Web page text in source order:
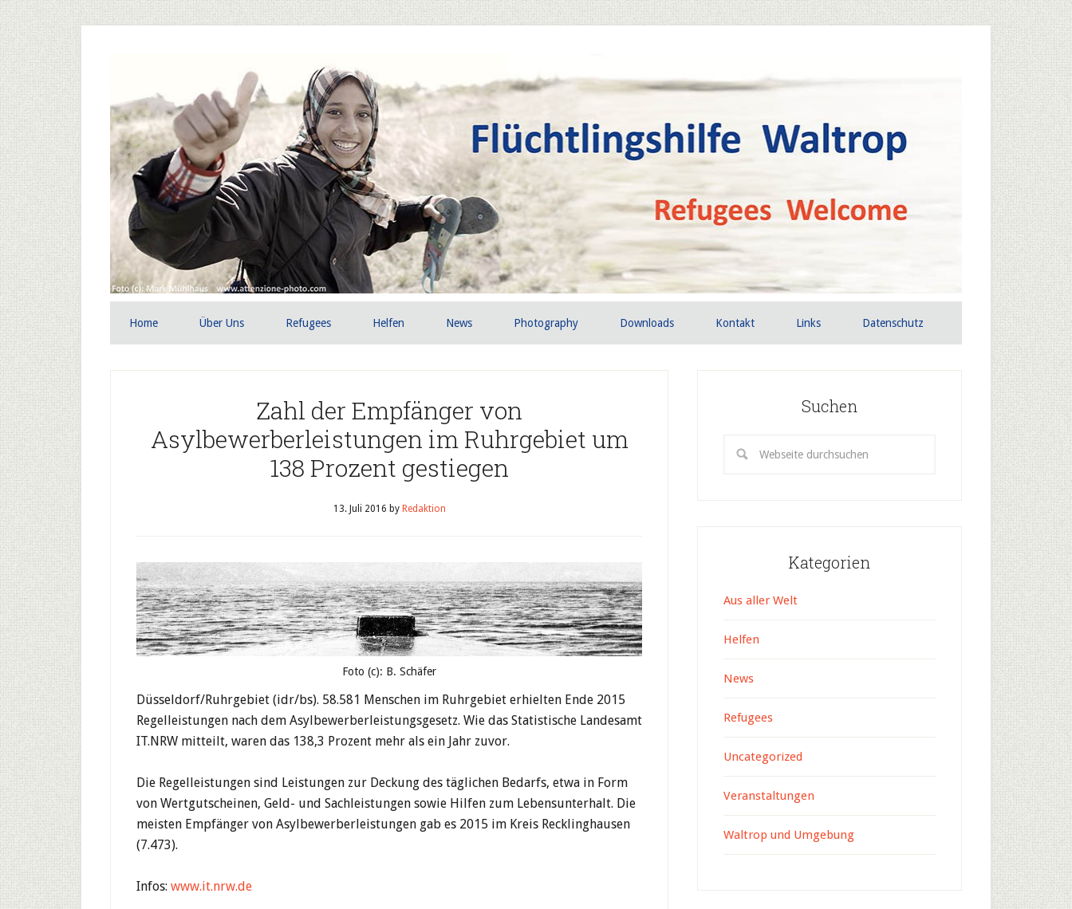
Home Über Uns Refugees Helfen News Photography Downloads Kontakt Links Datenschutz
Zahl der Empfänger von
Asylbewerberleistungen im Ruhrgebiet um
138 Prozent gestiegen
13. Juli 2016 by Redaktion
Foto (c): B. Schäfer
Düsseldorf/Ruhrgebiet (idr/bs). 58.581 Menschen im Ruhrgebiet erhielten Ende 2015
Regelleistungen nach dem Asylbewerberleistungsgesetz. Wie das Statistische Landesamt
IT.NRW mitteilt, waren das 138,3 Prozent mehr als ein Jahr zuvor.
Die Regelleistungen sind Leistungen zur Deckung des täglichen Bedarfs, etwa in Form
von Wertgutscheinen, Geld- und Sachleistungen sowie Hilfen zum Lebensunterhalt. Die
meisten Empfänger von Asylbewerberleistungen gab es 2015 im Kreis Recklinghausen
(7.473).
Infos: www.it.nrw.de
Suchen
Kategorien
Aus aller Welt
Helfen
News
Refugees
Uncategorized
Veranstaltungen
Waltrop und Umgebung